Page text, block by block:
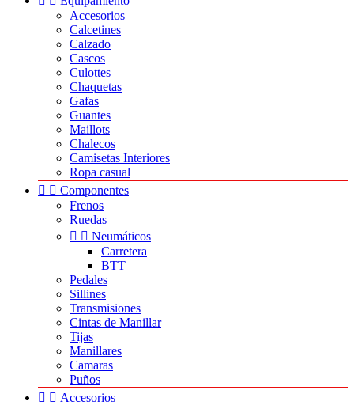
Accesorios
Calcetines
Calzado
Cascos
Culottes
Chaquetas
Gafas
Guantes
Maillots
Chalecos
Camisetas Interiores
Ropa casual
  Componentes
Frenos
Ruedas
  Neumáticos
Carretera
BTT
Pedales
Sillines
Transmisiones
Cintas de Manillar
Tijas
Manillares
Camaras
Puños
  Accesorios